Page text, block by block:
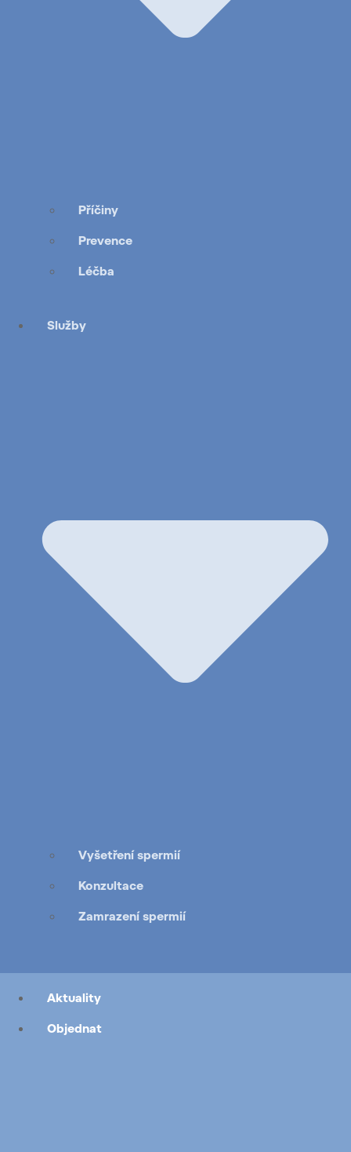
Příčiny
Prevence
Léčba
Služby
Vyšetření spermií
Konzultace
Zamrazení spermií
Aktuality
Objednat